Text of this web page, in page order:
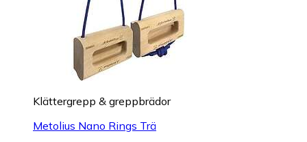
Klättergrepp & greppbrädor
Metolius Nano Rings Trä